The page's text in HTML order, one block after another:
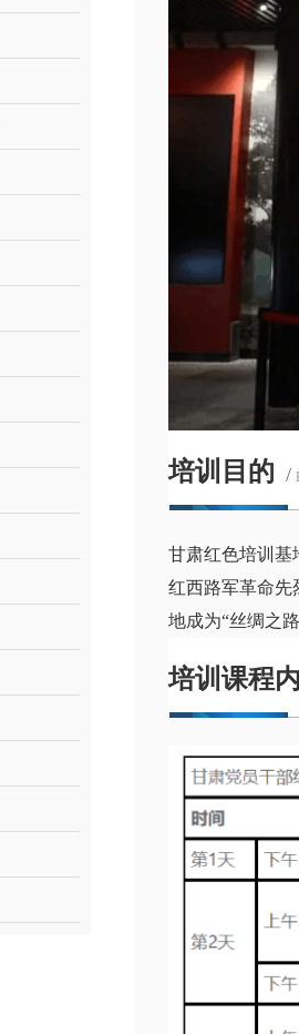
培训目的 /
甘肃红色培训基
红西路军革命先
地成为“丝绸之
培训课程